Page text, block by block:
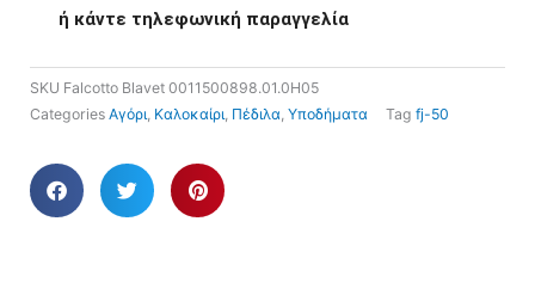
ή κάντε τηλεφωνική παραγγελία
SKU Falcotto Blavet 0011500898.01.0H05
Categories Αγόρι Καλοκαίρι Πέδιλα Υποδήματα Tag fj-50